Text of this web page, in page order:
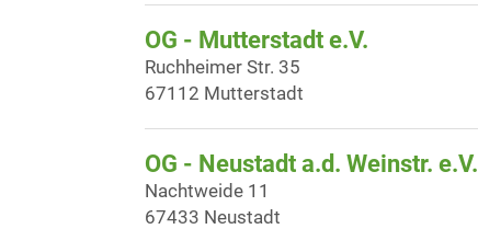
OG - Mutterstadt e.V.
Ruchheimer Str. 35
67112 Mutterstadt
OG - Neustadt a.d. Weinstr. e.V.
Nachtweide 11
67433 Neustadt